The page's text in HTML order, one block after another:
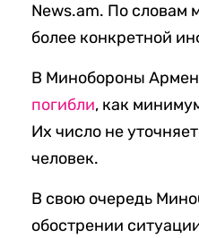
News.am. По словам
более конкретной
В Минобороны
погибли, как
Их число не
человек.
В свою очередь
обострении